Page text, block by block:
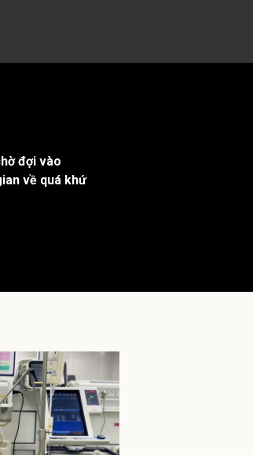
đợi vào
về quá khứ